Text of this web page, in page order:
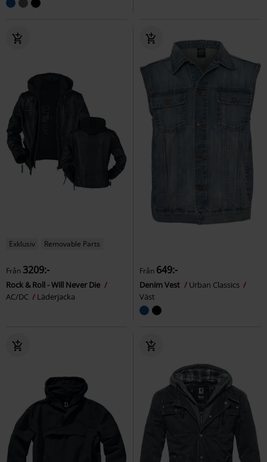
Exklusiv Removable Parts
Från 3209:-
Rock & Roll - Will Never Die
AC/DC
Läderjacka
Från 649:-
Denim Vest
Urban Classics
Väst